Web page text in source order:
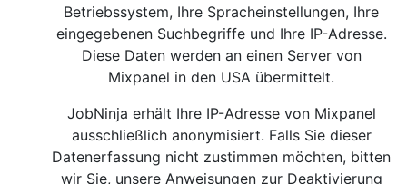
Betriebssystem, Ihre Spracheinstellungen, Ihre
eingegebenen Suchbegriffe und Ihre IP-Adresse.
Diese Daten werden an einen Server von
Mixpanel in den USA übermittelt.
JobNinja erhält Ihre IP-Adresse von Mixpanel
ausschließlich anonymisiert. Falls Sie dieser
Datenerfassung nicht zustimmen möchten, bitten
wir Sie, unsere Anweisungen zur Deaktivierung